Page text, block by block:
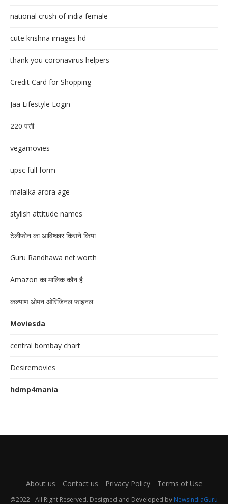
national crush of india female
cute krishna images hd
thank you coronavirus helpers
Credit Card for Shopping
Jaa Lifestyle Login
220 पत्ती
vegamovies
upsc full form
malaika arora age
stylish attitude names
टेलीफोन का आविष्कार किसने किया
Guru Randhawa net worth
Amazon का मालिक कौन है
कल्याण ओपन ओरिजिनल फाइनल
Moviesda
central bombay chart
Desiremovies
hdmp4mania
About us Contact us Privacy Policy Terms of Use
@2022 - All Right Reserved. Designed and Developed by NewsIndiaGuru